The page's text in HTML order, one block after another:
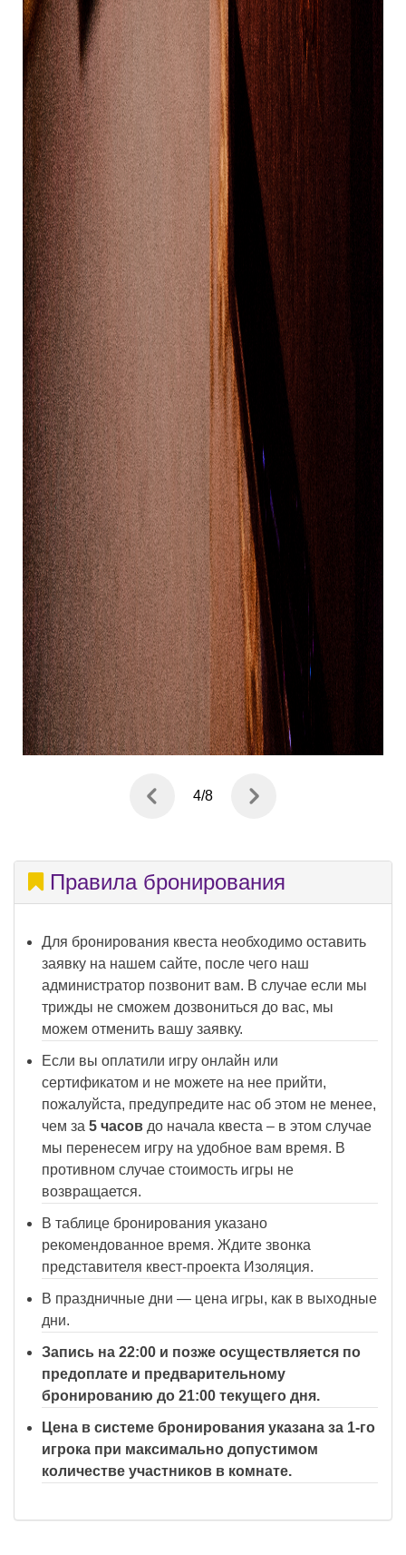
5/8
Правила бронирования
Для бронирования квеста необходимо оставить
заявку на нашем сайте, после чего наш
администратор позвонит вам. В случае если мы
трижды не сможем дозвониться до вас, мы
можем отменить вашу заявку.
Если вы оплатили игру онлайн или
сертификатом и не можете на нее прийти,
пожалуйста, предупредите нас об этом не менее,
чем за 5 часов до начала квеста – в этом случае
мы перенесем игру на удобное вам время. В
противном случае стоимость игры не
возвращается.
В таблице бронирования указано
рекомендованное время. Ждите звонка
представителя квест-проекта Изоляция.
В праздничные дни — цена игры, как в выходные
дни.
Запись на 22:00 и позже осуществляется по
предоплате и предварительному
бронированию до 21:00 текущего дня.
Цена в системе бронирования указана за 1-го
игрока при максимально допустимом
количестве участников в комнате.